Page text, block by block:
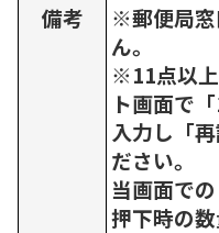
備考
※郵便局窓
ん。
※11点以
ト画面で
入力し「
ださい。
当画面で
押下時の数